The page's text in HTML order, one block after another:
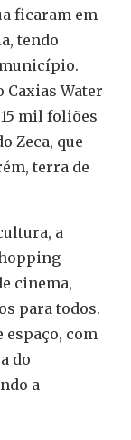
ficaram em
tendo
Caxias Water
mil foliões
Zeca, que
terra de
a
cinema,
para todos.
espaço, com
do
a